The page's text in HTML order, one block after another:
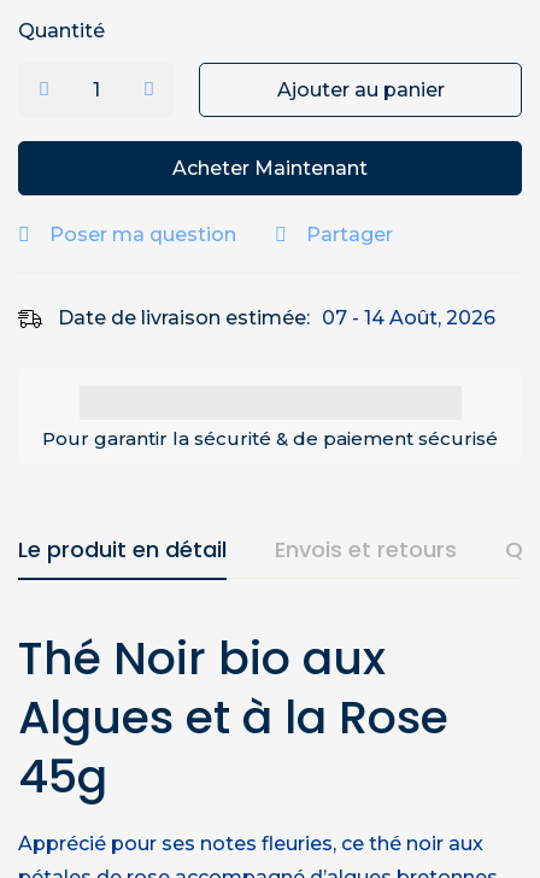
Quantité
Ajouter au panier
Acheter Maintenant
Poser ma question Partager
Date de livraison estimée: 07 - 14 Août, 2026
Pour garantir la sécurité & de paiement sécurisé
Le produit en détail Envois et retours
Thé Noir bio aux
Algues et à la Rose
45g
Apprécié pour ses notes fleuries, ce thé noir aux